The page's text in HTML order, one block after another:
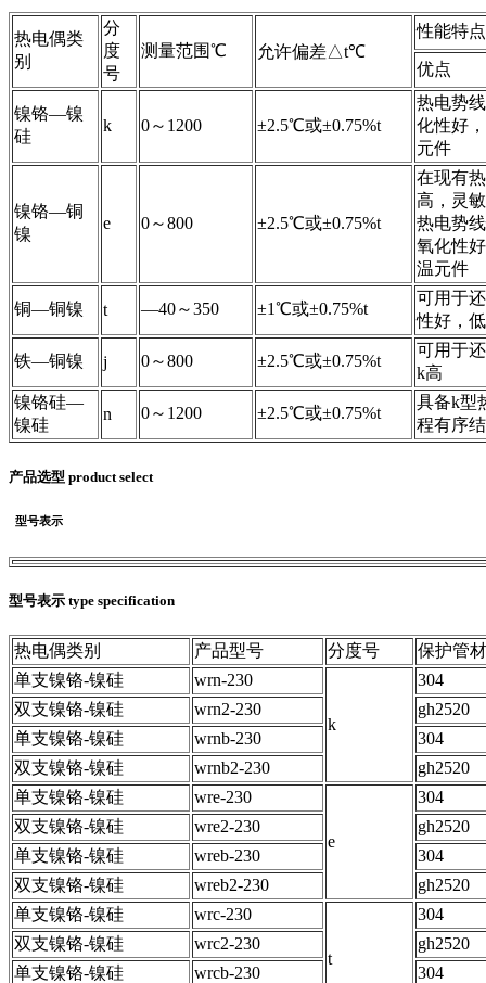
热电偶类
别
分
度
号
测量范围℃ 允许偏差△t℃
性能特点
优点
镍铬—镍
硅
k 0～1200 ±2.5℃或±0.75%t
热电势
化性好
元件
镍铬—铜
镍
e 0～800 ±2.5℃或±0.75%t
在现有
高，灵
热电势
氧化性
温元件
铜—铜镍 t —40～350 ±1℃或±0.75%t
可用于
性好，
铁—铜镍 j 0～800 ±2.5℃或±0.75%t
可用于
k高
镍铬硅—
镍硅
n 0～1200 ±2.5℃或±0.75%t
具备k型
程有序
产品选型 product select
型号表示
型号表示 type specification
热电偶类别 产品型号 分度号
保护管
单支镍铬-镍硅
wrn-230
k
304
双支镍铬-镍硅
wrn2-230
gh2520
单支镍铬-镍硅
wrnb-230
304
双支镍铬-镍硅
wrnb2-230
gh2520
单支镍铬-镍硅
wre-230
e
304
双支镍铬-镍硅
wre2-230
gh2520
单支镍铬-镍硅
wreb-230
304
双支镍铬-镍硅
wreb2-230
gh2520
单支镍铬-镍硅
wrc-230
t
304
双支镍铬-镍硅
wrc2-230
gh2520
单支镍铬-镍硅
wrcb-230
304